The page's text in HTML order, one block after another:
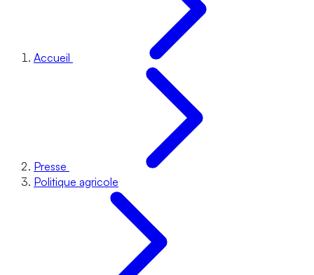
Accueil
Presse
Politique agricole